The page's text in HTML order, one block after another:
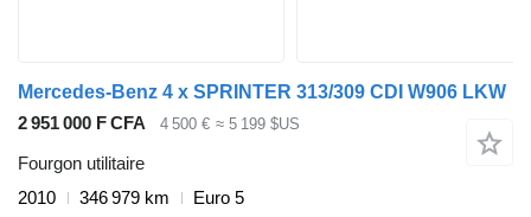
Mercedes-Benz 4 x SPRINTER 313/309 CDI W906 LKW
2 951 000 F CFA
4 500 € ≈ 5 199 $US
Fourgon utilitaire
2010
346 979 km
Euro 5